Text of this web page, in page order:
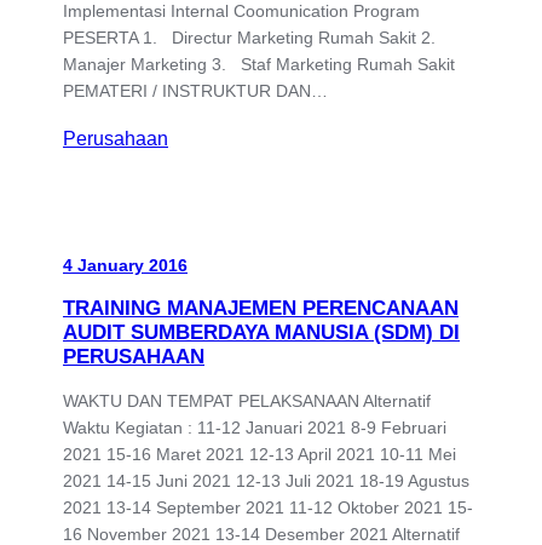
Implementasi Internal Coomunication Program
PESERTA 1. Directur Marketing Rumah Sakit 2.
Manajer Marketing 3. Staf Marketing Rumah Sakit
PEMATERI / INSTRUKTUR DAN…
Perusahaan
4 January 2016
TRAINING MANAJEMEN PERENCANAAN
AUDIT SUMBERDAYA MANUSIA (SDM) DI
PERUSAHAAN
WAKTU DAN TEMPAT PELAKSANAAN Alternatif
Waktu Kegiatan : 11-12 Januari 2021 8-9 Februari
2021 15-16 Maret 2021 12-13 April 2021 10-11 Mei
2021 14-15 Juni 2021 12-13 Juli 2021 18-19 Agustus
2021 13-14 September 2021 11-12 Oktober 2021 15-
16 November 2021 13-14 Desember 2021 Alternatif